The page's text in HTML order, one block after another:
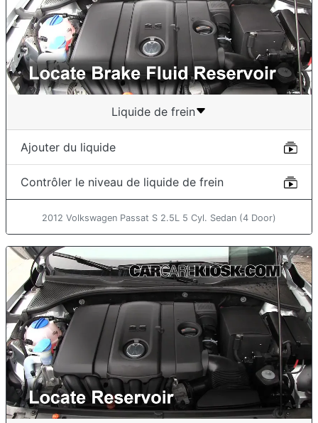
Liquide de frein
Ajouter du liquide
Contrôler le niveau de liquide de frein
2012 Volkswagen Passat S 2.5L 5 Cyl. Sedan (4 Door)